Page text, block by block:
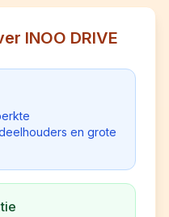
INOO DRIVE
en grote